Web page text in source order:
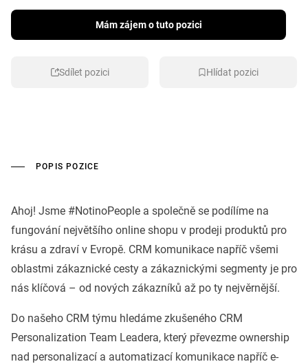
Mám zájem o tuto pozici
Sdílet pozici Hlídat pozici
POPIS POZICE
Ahoj! Jsme #NotinoPeople a společně se podílíme na
fungování největšího online shopu v prodeji produktů pro
krásu a zdraví v Evropě. CRM komunikace napříč všemi
oblastmi zákaznické cesty a zákaznickými segmenty je pro
nás klíčová – od nových zákazníků až po ty nejvěrnější.
Do našeho CRM týmu hledáme zkušeného CRM
Personalization Team Leadera, který převezme ownership
nad personalizací a automatizací komunikace napříč e-